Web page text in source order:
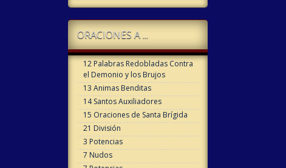
ORACIONES A ...
12 Palabras Redobladas Contra
el Demonio y los Brujos
13 Animas Benditas
14 Santos Auxiliadores
15 Oraciones de Santa Brígida
21 División
3 Potencias
7 Nudos